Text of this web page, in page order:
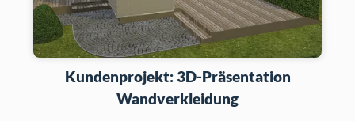
Kundenprojekt: 3D-Präsentation
Wandverkleidung